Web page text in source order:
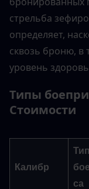
стрельба
определяет,
сквозь броню, в
уровень
Типы
Стоимости
Калибр
Тип
са